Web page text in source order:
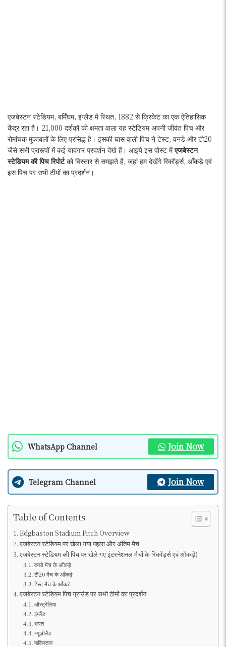
एजबेस्टन स्टेडियम, बर्मिंघम, इंग्लैंड में स्थित, 1882 से क्रिकेट का एक ऐतिहासिक
केंद्र रहा है। 21,000 दर्शकों की क्षमता वाला यह स्टेडियम अपनी जीवंत पिच और
रोमांचक मुकाबलों के लिए प्रसिद्ध है। इसकी घास वाली पिच ने टेस्ट, वनडे और टी20
जैसे सभी प्रारूपों में कई यादगार प्रदर्शन देखे हैं। आइये इस पोस्ट मेंएजबेस्टन
स्टेडियम की पिच रिपोर्टको विस्तार से समझते है, जहां हम देखेंगे रिकॉर्ड्स, आँकड़े एवं
इस पिच पर सभी टीमों का प्रदर्शन।
WhatsApp Channel Join Now
Telegram Channel Join Now
Table of Contents
Edgbaston Stadium Pitch Overview
एजबेस्टन स्टेडियम पर खेला गया पहला और अंतिम मैच
एजबेस्टन स्टेडियम की पिच पर खेले गए इंटरनेशनल मैचों के रिकॉर्ड्स एवं आँकड़े)
वनडे मैच के आँकड़े
टी20 मैच के आँकड़े
टेस्ट मैच के आँकड़े
एजबेस्टन स्टेडियम पिच ग्राउंड पर सभी टीमों का प्रदर्शन
ऑस्ट्रेलिया
इंग्लैंड
भारत
न्यूज़ीलैंड
पाकिस्तान